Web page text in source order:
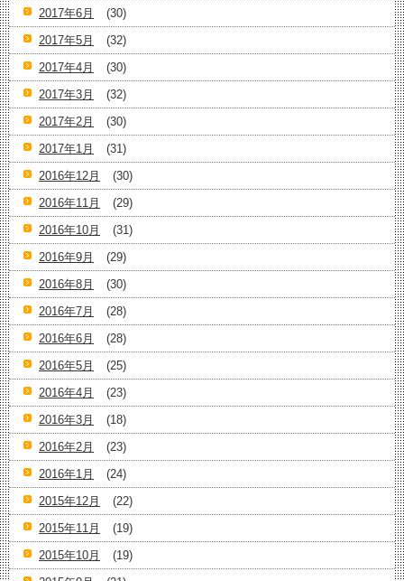
2017年6月
(30)
2017年5月
(32)
2017年4月
(30)
2017年3月
(32)
2017年2月
(30)
2017年1月
(31)
2016年12月
(30)
2016年11月
(29)
2016年10月
(31)
2016年9月
(29)
2016年8月
(30)
2016年7月
(28)
2016年6月
(28)
2016年5月
(25)
2016年4月
(23)
2016年3月
(18)
2016年2月
(23)
2016年1月
(24)
2015年12月
(22)
2015年11月
(19)
2015年10月
(19)